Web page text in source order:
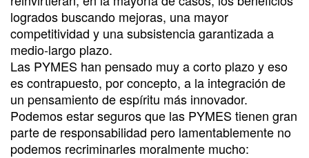
logrados buscando mejoras, una mayor
competitividad y una subsistencia garantizada a
medio-largo plazo.
Las PYMES han pensado muy a corto plazo y eso
es contrapuesto, por concepto, a la integración de
un pensamiento de espíritu más innovador.
Podemos estar seguros que las PYMES tienen gran
parte de responsabilidad pero lamentablemente no
podemos recriminarles moralmente mucho: